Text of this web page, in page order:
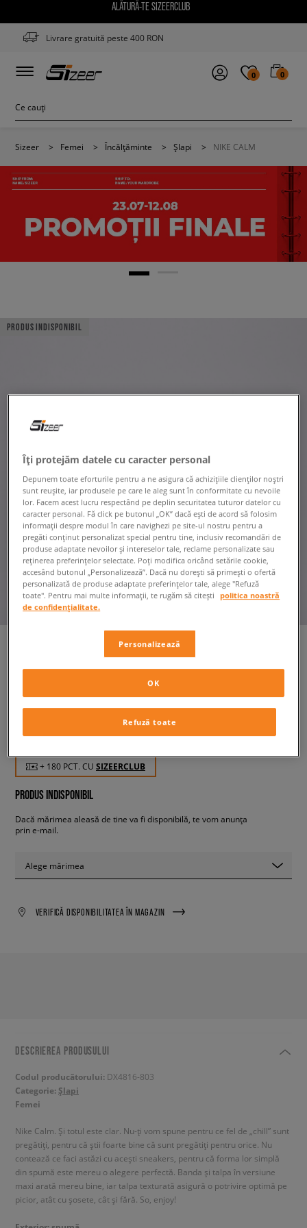
ALĂTURĂ-TE SIZEERCLUB
Livrare gratuită peste 400 RON
0 0
Sizeer > Femei > Încălțăminte > Șlapi > NIKE CALM
PRODUS INDISPONIBIL
179,99 RON cu TVA
+ 180 PCT. CU SIZEERCLUB
PRODUS INDISPONIBIL
Dacă mărimea aleasă de tine va fi disponibilă, te vom anunța
prin e-mail.
Alege mărimea
VERIFICĂ DISPONIBILITATEA ÎN MAGAZIN
DESCRIEREA PRODUSULUI
Codul producătorului: DX4816-803
Categorie: Șlapi
Femei
Nike Calm. Și totul este clar. Nu-ți vom spune pentru ce fel de „chill” sunt
pregătiți, pentru că știi foarte bine că sunt pregătiți pentru orice. Nu
contează ce faci astăzi cu acești sneakers, pentru că forma lor simplă
din spumă este mereu o alegere perfectă. Banda și talpa în versiune
maxi arată mereu bine, iar talpa texturată asigură o potrivire optimă pe
picior, atât cu șosete, cât și fără. So, enjoy!
Îți protejăm datele cu caracter personal
Depunem toate eforturile pentru a ne asigura că achizițiile clienților noștri
sunt reușite, iar produsele pe care le aleg sunt în conformitate cu nevoile
lor. Facem acest lucru respectând pe deplin securitatea tuturor datelor cu
caracter personal. Fă click pe butonul „OK” dacă ești de acord să folosim
informații despre modul în care navighezi pe site-ul nostru pentru a
pregăti conținut personalizat special pentru tine, inclusiv recomandări de
produse adaptate nevoilor și intereselor tale, reclame personalizate sau
reținerea preferințelor selectate. Poți modifica oricând setările cookie,
accesând butonul „Personalizează”. Dacă nu dorești să primești o ofertă
personalizată de produse adaptate preferințelor tale, alege "Refuză
toate". Pentru mai multe informații, te rugăm să citești
politica noastră
de confidențialitate.
Personalizează
Refuză toate
OK